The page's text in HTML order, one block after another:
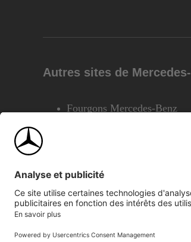
Autres sites de
Fourgons Mercedes-Benz
©2026 Mercedes-Benz Canada